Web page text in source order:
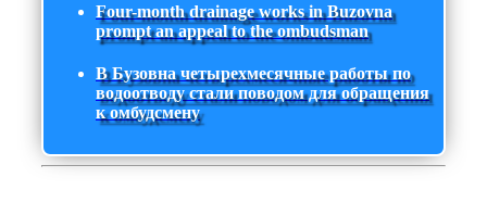
Four-month drainage works in Buzovna
prompt an appeal to the ombudsman
В Бузовна четырехмесячные работы по
водоотводу стали поводом для обращения
к омбудсмену